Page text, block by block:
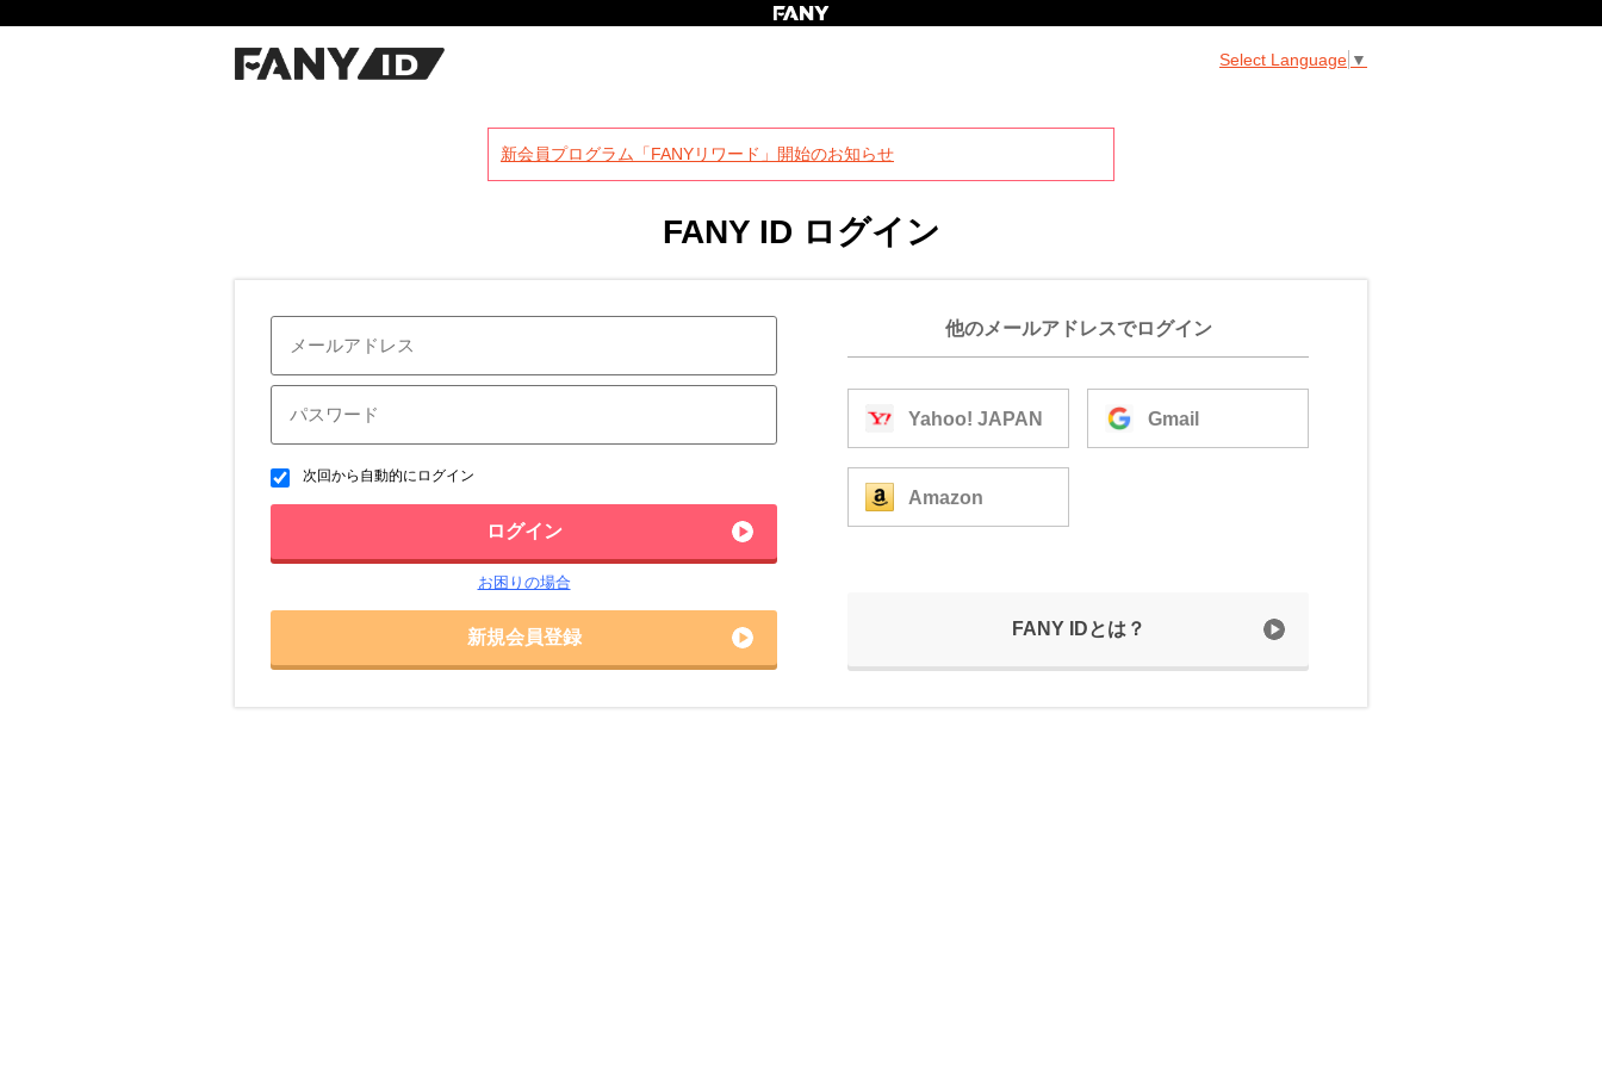
Select Language ▼
新会員プログラム「FANYリワード」開始のお知らせ
FANY ID ログイン
次回から自動的にログイン
ログイン
お困りの場合
新規会員登録
他のメールアドレスでログイン
Yahoo! JAPAN Gmail
Amazon
FANY IDとは？